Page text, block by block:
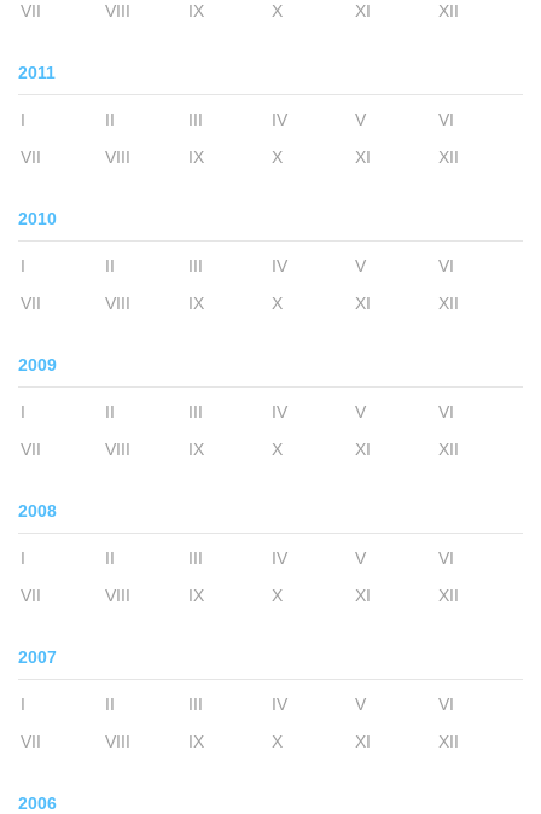
VII
VIII IX X XI XII
2011
I II III IV V
VI
VII
VIII IX X XI XII
2010
I II III IV V
VI
VII
VIII IX X XI XII
2009
I II III IV V
VI
VII
VIII IX X XI XII
2008
I II III IV V
VI
VII
VIII IX X XI XII
2007
I II III IV V
VI
VII
VIII IX X XI XII
2006